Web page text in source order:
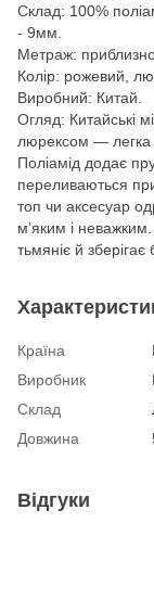
Склад: 100%
- 9мм.
Метраж:
Колір: рожевий,
Виробний: Китай.
Огляд: Китайські
люрексом — легка
Поліамід додає
переливаються
топ чи аксесуар
мʼяким і
тьмяніє й зберігає
Країна
Виробник
Склад
Довжина
Відгуки